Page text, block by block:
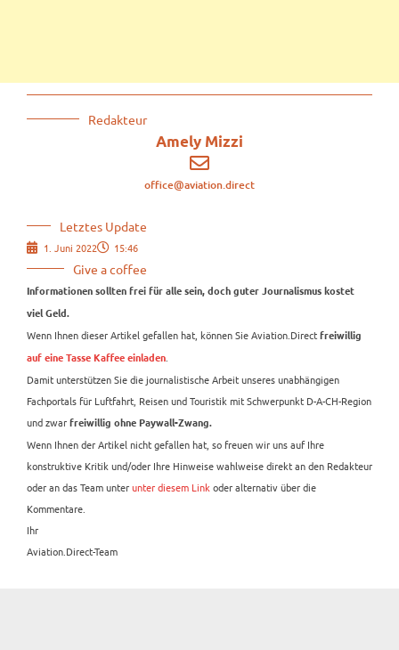
Redakteur
Amely Mizzi
office@aviation.direct
Letztes Update
1. Juni 2022 15:46
Give a coffee
Informationen sollten frei für alle sein, doch guter Journalismus kostet
viel Geld.
Wenn Ihnen dieser Artikel gefallen hat, können Sie Aviation.Direct freiwillig
auf eine Tasse Kaffee einladen
Damit unterstützen Sie die journalistische Arbeit unseres unabhängigen
Fachportals für Luftfahrt, Reisen und Touristik mit Schwerpunkt D-A-CH-Region
und zwar freiwillig ohne Paywall-Zwang.
Wenn Ihnen der Artikel nicht gefallen hat, so freuen wir uns auf Ihre
konstruktive Kritik und/oder Ihre Hinweise wahlweise direkt an den Redakteur
oder an das Team unterunter diesem Link oder alternativ über die
Kommentare.
Ihr
Aviation.Direct-Team